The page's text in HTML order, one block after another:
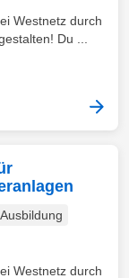
Westnetz durch
Du ...
Ausbildung
Westnetz durch